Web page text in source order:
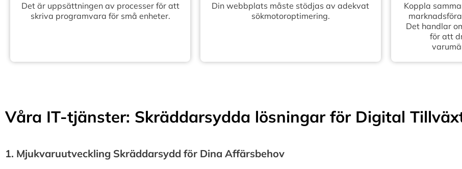
Det är uppsättningen av processer för att
skriva programvara för små enheter.
Din webbplats måste stödjas av adekvat
sökmotoroptimering.
Koppla
Det handlar
för att
Våra IT-tjänster: Skräddarsydda lösningar för Digital
1.⁠ ⁠Mjukvaruutveckling Skräddarsydd för Dina Affärsbehov